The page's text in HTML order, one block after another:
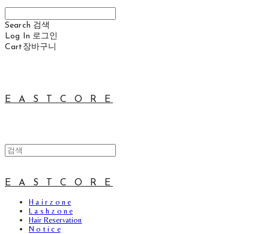
Search 검색
Log In 로그인
Cart 장바구니
E A S T C O R E
E A S T C O R E
H a i r z o n e
L a s h z o n e
Hair Reservation
N o t i c e